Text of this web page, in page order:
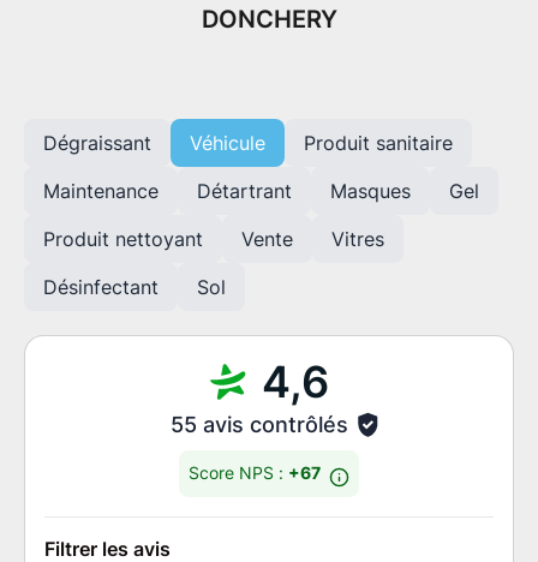
DONCHERY
Dégraissant Véhicule
Produit sanitaire
Maintenance
Détartrant Masques
Gel
Produit nettoyant
Vente
Vitres
Désinfectant
Sol
4,6
55 avis contrôlés
Score NPS : +67
Filtrer les avis